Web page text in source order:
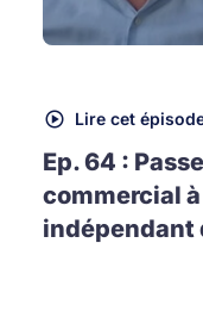
Lire cet
Ep. 64 :
commercial
indépendant